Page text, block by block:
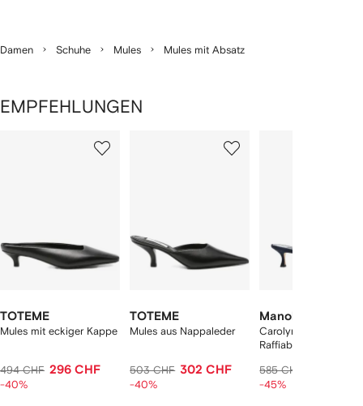
Damen Schuhe Mules Mules mit Absatz
EMPFEHLUNGEN
TOTEME
Mules mit eckiger Kappe
494 CHF 296 CHF
-40%
TOTEME
Mules aus Nappaleder
503 CHF 302 CHF
-40%
Manolo Blahnik
Carolynemu Mules
Raffiabast
585 CHF
-45%